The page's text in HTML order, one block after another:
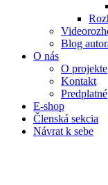
Blog
O nás
O projekte
Kontakt
Predplatné
E-shop
Členská sekcia
Návrat k sebe